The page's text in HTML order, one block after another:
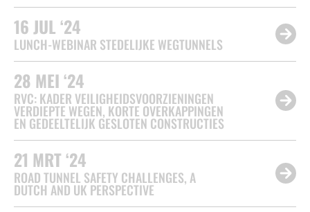
16JUL ‘24
LUNCH-WEBINAR STEDELIJKE WEGTUNNELS
28 MEI ‘24
RVC: KADER VEILIGHEIDSVOORZIENINGEN
VERDIEPTE WEGEN, KORTE OVERKAPPINGEN
EN GEDEELTELIJK GESLOTEN CONSTRUCTIES
21 MRT ‘24
ROAD TUNNEL SAFETY CHALLENGES, A
DUTCH AND UK PERSPECTIVE